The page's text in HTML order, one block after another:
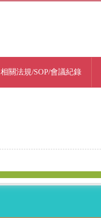
相關法規/SOP/會議紀錄